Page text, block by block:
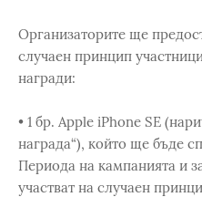
Организаторите ще
случаен принцип
награди:
• 1 бр. Apple iPhone SE
награда“), който ще бъде
Периода на кампанията и
участват на случаен